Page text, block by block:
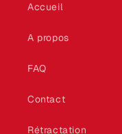
Accueil
A propos
FAQ
Contact
Rétractation